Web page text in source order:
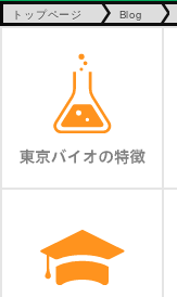
トップページ Blog